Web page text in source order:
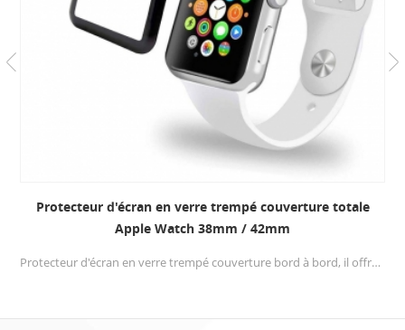
Protecteur d'écran en verre trempé couverture totale
Apple Watch 38mm / 42mm
Protecteur d'écran en verre trempé couverture bord à bord, il offre une protection maximale. Spécialement conçu pour les montres apple 38mm / 42mm série 1/2/3.